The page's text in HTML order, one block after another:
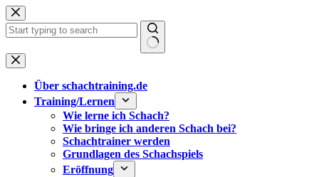
Zum
Inhalt
springen
Keine
Ergebnisse
Über schachtraining.de
Training/Lernen
Wie lerne ich Schach?
Wie bringe ich anderen Schach bei?
Schachtrainer werden
Grundlagen des Schachspiels
Eröffnung